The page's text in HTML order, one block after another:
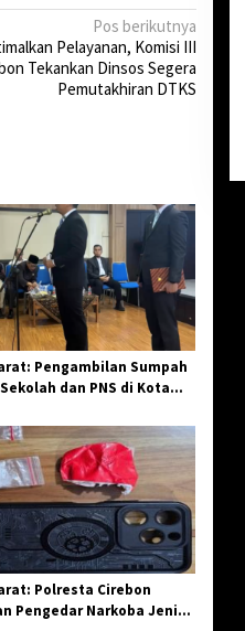
Pos berikutnya
Pelayanan, Komisi III
Tekankan Dinsos Segera
Pemutakhiran DTKS
Pengambilan Sumpah
dan PNS di Kota
Aparatur Pendidikan dan
Polresta Cirebon
Pengedar Narkoba Jenis